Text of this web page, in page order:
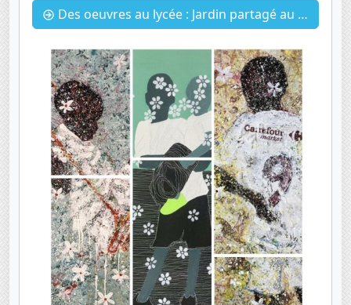
Des oeuvres au lycée : Jardin partagé au LFJP